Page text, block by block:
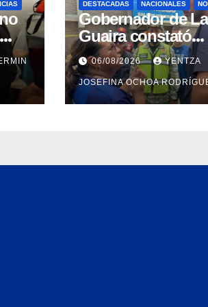
DESTACADAS NACIONALES
Gobernador de La
Guaira constató
avances en la
rehabilitación del
Hospitalito de
Mar
06/08/2026 YENTZA
JOSEFINA OCHOA